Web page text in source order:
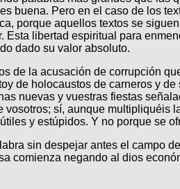
buena. Pero en el caso de los
porque aquellos textos se
libertad espiritual para
dado su valor absoluto.
de la acusación de corrupción
de holocaustos de carneros y
nuevas y vuestras fiestas
sí, aunque multipliquéis
y estúpidos. Y no porque se
sin despejar antes el campo
comienza negando al dios